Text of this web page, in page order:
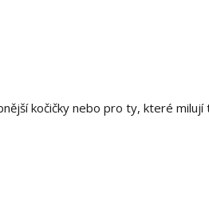
kočičky nebo pro ty, které